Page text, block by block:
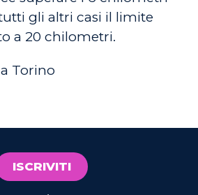
gli altri casi il limite
a 20 chilometri.
Torino
ISCRIVITI